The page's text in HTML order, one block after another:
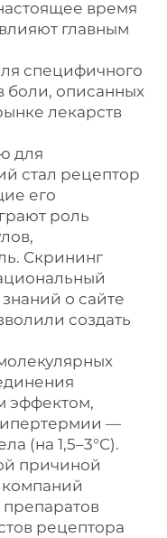
время
главным
специфичного
боли, описанных
лекарств
для
стал рецептор
его
роль
Скрининг
о сайте
создать
эффектом,
—
(на 1,5–3°С).
причиной
компаний
препаратов
рецептора